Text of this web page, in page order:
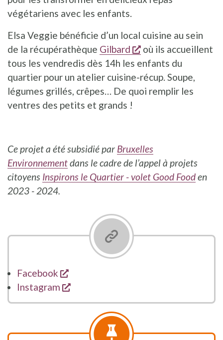
végétariens avec les enfants.
Elsa Veggie bénéficie d’un local cuisine au sein
de la récupérathèque Gilbard s'ouvre dans une
où ils accueillent
tous les vendredis dès 14h les enfants du
quartier pour un atelier cuisine-récup. Soupe,
légumes grillés, crêpes… De quoi remplir les
ventres des petits et grands !
Ce projet a été subsidié par Bruxelles
Environnementdans le cadre de l’appel à projets
citoyens Inspirons le Quartier - volet Good Fooden
2023 - 2024.
Facebook
s'ouvre dans une nouvelle fenêtre
Instagram
s'ouvre dans une nouvelle fenêtre